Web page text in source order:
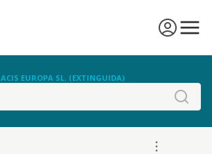
ACIS EUROPA SL. (EXTINGUIDA)